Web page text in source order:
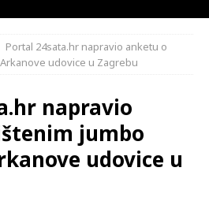
Portal 24sata.hr napravio anketu o
udovice u Zagrebu
napravio
jumbo
udovice u